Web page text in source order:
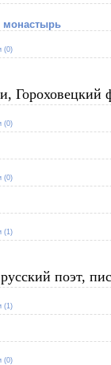
монастырь
(0)
Гороховецкий
(0)
(0)
(1)
поэт,
(1)
(0)